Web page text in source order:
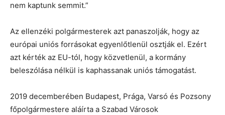
nem kaptunk semmit.”
Az ellenzéki polgármesterek azt panaszolják, hogy az
európai uniós forrásokat egyenlőtlenül osztják el. Ezért
azt kérték az EU-tól, hogy közvetlenül, a kormány
beleszólása nélkül is kaphassanak uniós támogatást.
2019 decemberében Budapest, Prága, Varsó és Pozsony
főpolgármestere aláírta a Szabad Városok